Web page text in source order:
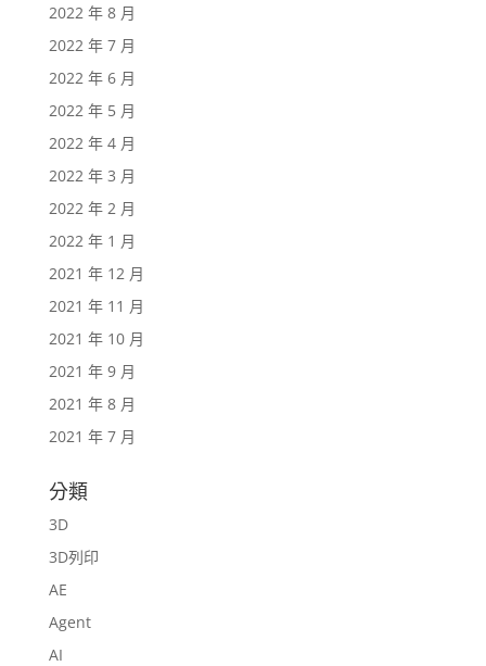
2022 年 8 月
2022 年 7 月
2022 年 6 月
2022 年 5 月
2022 年 4 月
2022 年 3 月
2022 年 2 月
2022 年 1 月
2021 年 12 月
2021 年 11 月
2021 年 10 月
2021 年 9 月
2021 年 8 月
2021 年 7 月
分類
3D
3D列印
AE
Agent
AI